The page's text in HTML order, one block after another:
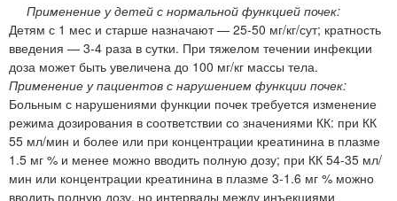
Применение у детей с нормальной функцией почек:
Детям с 1 мес и старше назначают — 25-50 мг/кг/сут; кратность
введения — 3-4 раза в сутки. При тяжелом течении инфекции
доза может быть увеличена до 100 мг/кг массы тела.
Применение у пациентов с нарушением функции почек:
Больным с нарушениями функции почек требуется изменение
режима дозирования в соответствии со значениями КК: при КК
55 мл/мин и более или при концентрации креатинина в плазме
1.5 мг % и менее можно вводить полную дозу; при КК 54-35 мл/
мин или концентрации креатинина в плазме 3-1.6 мг % можно
вводить полную дозу, но интервалы между инъекциями